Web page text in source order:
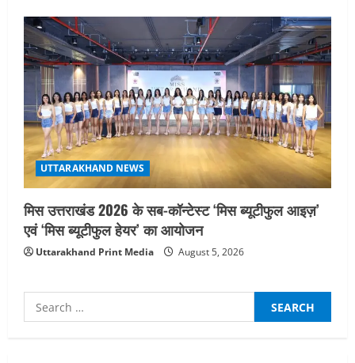
UTTARAKHAND NEWS
मिस उत्तराखंड 2026 के सब-कॉन्टेस्ट ‘मिस ब्यूटीफुल आइज़’
एवं ‘मिस ब्यूटीफुल हेयर’ का आयोजन
Uttarakhand Print Media August 5, 2026
Search
for: